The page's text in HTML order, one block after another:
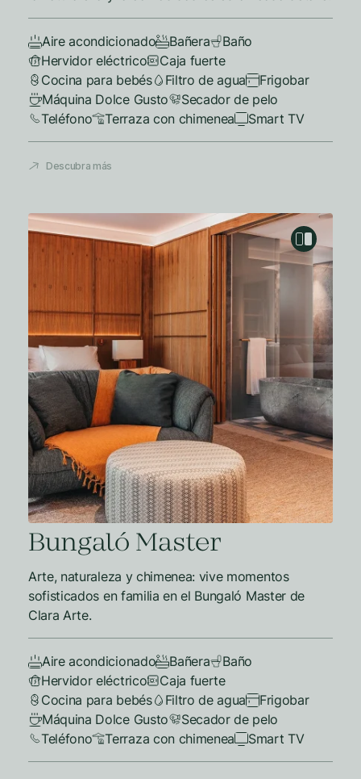
Aire acondicionado Bañera
Baño
Hervidor eléctrico
Caja fuerte
Cocina para bebés
Filtro de agua
Frigobar
Máquina Dolce Gusto
Secador de pelo
Teléfono
Terraza con chimenea Smart TV
Descubra más
Bungaló Master
Arte, naturaleza y chimenea: vive momentos
sofisticados en familia en el Bungaló Master de
Clara Arte.
Aire acondicionado Bañera
Baño
Hervidor eléctrico
Caja fuerte
Cocina para bebés
Filtro de agua
Frigobar
Máquina Dolce Gusto
Secador de pelo
Teléfono
Terraza con chimenea Smart TV